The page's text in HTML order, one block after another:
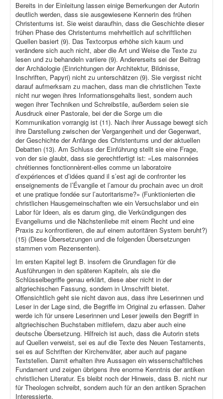
Bereits in der Einleitung lassen einige Bemerkungen der Autorin
deutlich werden, dass sie ausgewiesene Kennerin des frühen
Christentums ist. Sie weist daraufhin, dass die Geschichte dieser
frühen Phase des Christentums mehrheitlich auf schriftlichen
Quellen basiert (9). Das Textcorpus erhöhe sich kaum und
verändere sich auch nicht, aber die Art und Weise die Texte zu
lesen und zu behandeln variiere (9). Andererseits sei der Beitrag
der Archäologie (Einrichtungen der Architektur, Bildnisse,
Inschriften, Papyri) nicht zu unterschätzen (9). Sie vergisst nicht
darauf aufmerksam zu machen, dass man die christlichen Texte
nicht nur wegen ihres Informationsgehalts liest, sondern auch
wegen ihrer Techniken und Schreibstile, außerdem seien sie
Ausdruck einer Pastorale, bei der die Sorge um die
Kommunikation vorrangig ist (11). Nach ihrer Aussage bewegt sich
ihre Darstellung zwischen der Vergangenheit und der Gegenwart,
der Geschichte der Anfänge des Christentums und der aktuellen
Debatten (13). Am Schluss der Einführung stellt sie eine Frage,
von der sie glaubt, dass sie gerechtfertigt ist: «Les maisonnées
chrétiennes fonctionnèrent-elles comme un laboratoire
d’expériences et d’idées quand il s’est agi de confronter les
enseignements de l’Évangile et l’amour du prochain avec un droit
et une pratique fondée sur l’autoritarisme?» (Funktionierten die
christlichen Hausgemeinschaften wie ein Versuchslabor und ein
Labor für Ideen, als es darum ging, die Verkündigungen des
Evangeliums und die Nächstenliebe mit einem Recht und eine
Praxis zu konfrontieren, die auf einem autoritären System beruht?)
(15) (Diese Übersetzungen und die folgenden Übersetzungen
stammen vom Rezensenten).
Im ersten Kapitel legt B. insofern die Grundlagen für die
Ausführungen in den späteren Kapiteln, als sie die
Schlüsselbegriffe genau erklärt, diese aber nicht in der
altgriechischen Fassung, sondern in Umschrift bietet.
Offensichtlich geht sie nicht davon aus, dass ihre Leserinnen und
Leser in der Lage sind, die Begriffe im Original zu erfassen. Daher
werde ich für unsere Leserinnen und Leser jeweils den Begriff in
altgriechischen Buchstaben mitliefern, dazu aber auch eine
deutsche Übersetzung. Hilfreich ist auch, dass die Autorin stets
auf Quellen verweist, sei es auf die Texte des Neuen Testaments,
sei es auf Schriften der Kirchenväter, aber auch auf pagane
Textstellen. Damit erhalten ihre Aussagen ein wissenschaftliches
Fundament und zeigen übrigens ihre enorme Kenntnis der antiken
christlichen Literatur. Es bleibt noch der Hinweis, dass B. nicht nur
für Theologen schreibt, sondern auch für an den antiken Sprachen
Interessierte.